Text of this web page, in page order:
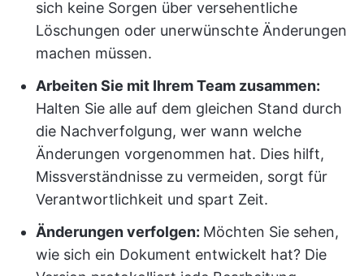
sich keine Sorgen über versehentliche
Löschungen oder unerwünschte Änderungen
machen müssen.
Arbeiten Sie mit Ihrem Team zusammen:
Halten Sie alle auf dem gleichen Stand durch
die Nachverfolgung, wer wann welche
Änderungen vorgenommen hat. Dies hilft,
Missverständnisse zu vermeiden, sorgt für
Verantwortlichkeit und spart Zeit.
Änderungen verfolgen: Möchten Sie sehen,
wie sich ein Dokument entwickelt hat? Die